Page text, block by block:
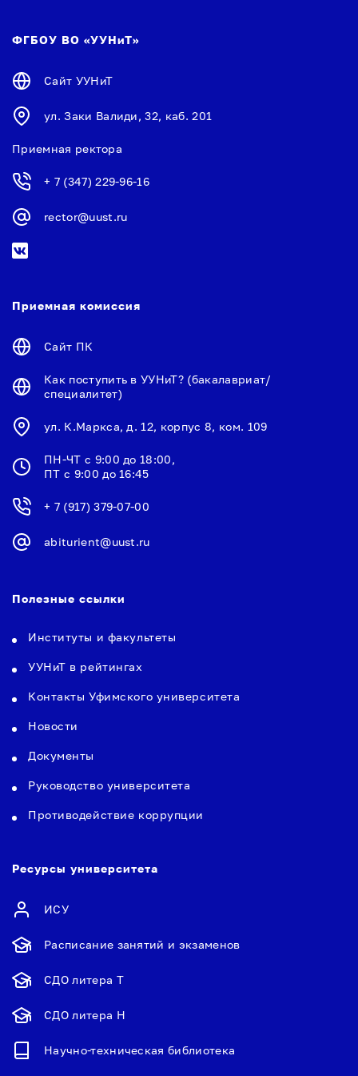
ФГБОУ ВО «УУНиТ»
Сайт УУНиТ
ул. Заки Валиди, 32, каб. 201
Приемная ректора
+ 7 (347) 229-96-16
rector@uust.ru
Приемная комиссия
Сайт ПК
Как поступить в УУНиТ? (бакалавриат/
специалитет)
ул. К.Маркса, д. 12, корпус 8, ком. 109
ПН-ЧТ с 9:00 до 18:00,
ПТ с 9:00 до 16:45
+ 7 (917) 379-07-00
abiturient@uust.ru
Полезные ссылки
Институты и факультеты
УУНиТ в рейтингах
Контакты Уфимского университета
Новости
Документы
Руководство университета
Противодействие коррупции
Ресурсы университета
ИСУ
Расписание занятий и экзаменов
СДО литера Т
СДО литера Н
Научно-техническая библиотека